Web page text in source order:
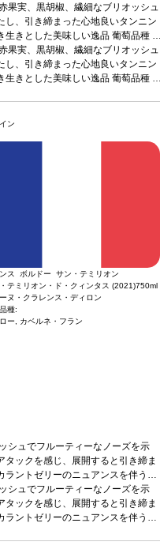
果実、黒胡椒、繊細なブリオッシュ
し、引き締まった心地良いタンニン
生きとした美味しい逸品 葡萄品種
認証
果実、黒胡椒、繊細なブリオッシュ
し、引き締まった心地良いタンニン
生きとした美味しい逸品 葡萄品種
ン
ス ボルドー サン・テミリオン
テミリオン・ド・クィンタス (2021)750ml
ヌ・クラレンス・ディロン
種:
ー, カベルネ・フラン
シュでフルーティーなノーズを示
ックを感じ、展開すると引き締ま
ラントゼリーのニュアンスを伴う。
をもう一度味わいたくなる魅惑的
フラン 21% 認証サスティナブルHV
があり価格が同様の場合は自動的に
シュでフルーティーなノーズを示
ックを感じ、展開すると引き締ま
ラントゼリーのニュアンスを伴う。